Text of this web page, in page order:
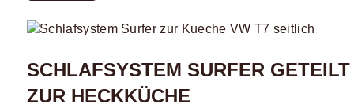
SCHLAFSYSTEM SURFER GETEILT
ZUR HECKKÜCHE